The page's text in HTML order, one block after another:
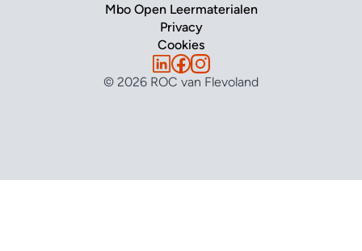
Mbo Open Leermaterialen
Privacy
Cookies
© 2026 ROC van Flevoland